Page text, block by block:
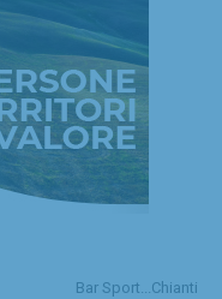
Bar Sport...Chianti